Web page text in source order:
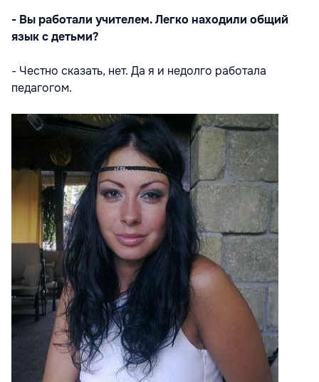
- Вы работали учителем. Легко находили общий
язык с детьми?
- Честно сказать, нет. Да я и недолго работала
педагогом.